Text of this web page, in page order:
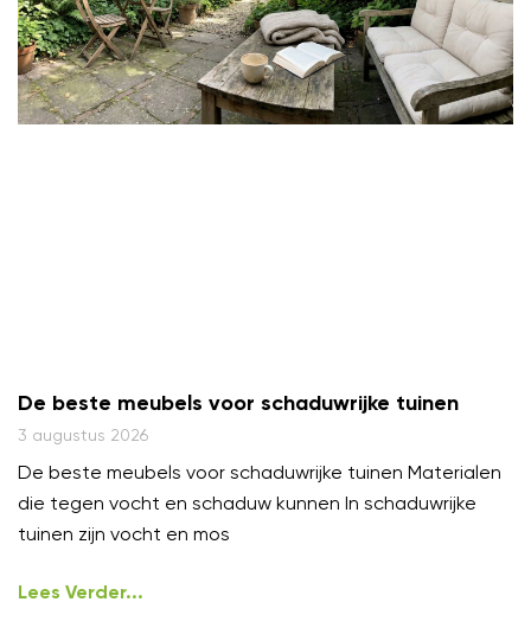
De beste meubels voor schaduwrijke tuinen
3 augustus 2026
De beste meubels voor schaduwrijke tuinen Materialen
die tegen vocht en schaduw kunnen In schaduwrijke
tuinen zijn vocht en mos
Lees Verder...